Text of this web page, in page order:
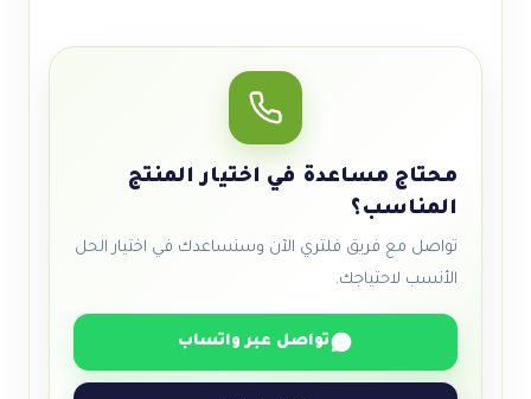
محتاج مساعدة في اختيار المنتج
المناسب؟
تواصل مع فريق فلتري الآن وسنساعدك في اختيار الحل
الأنسب لاحتياجك.
تواصل عبر واتساب